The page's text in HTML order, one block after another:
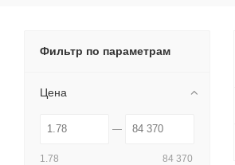
Фильтр по параметрам
Цена
1.78 84 370